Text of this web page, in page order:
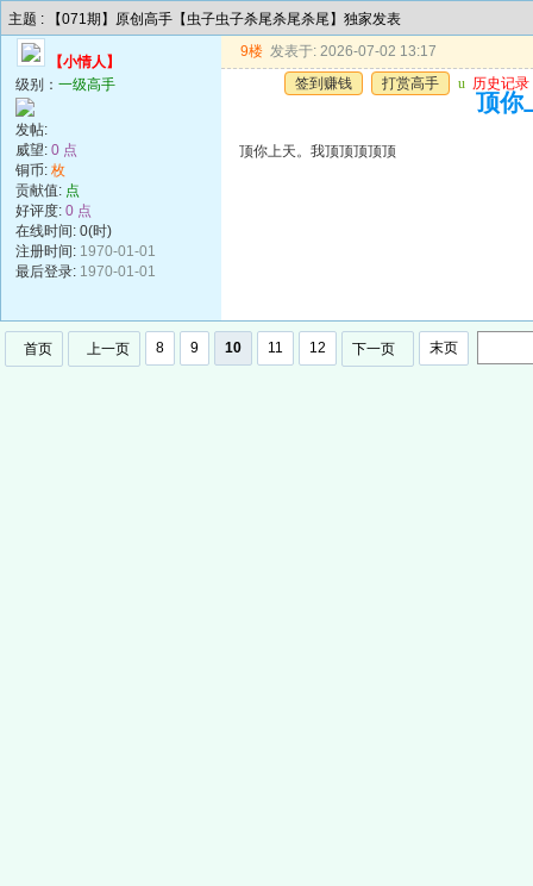
主题 : 【071期】原创高手【虫子虫子杀尾杀尾杀尾】独家发表
【小情人】
级别： 一级高手
发帖:
威望: 0 点
铜币: 枚
贡献值: 点
好评度: 0 点
在线时间: 0(时)
注册时间: 1970-01-01
最后登录: 1970-01-01
9楼 发表于: 2026-07-02 13:17
签到赚钱
打赏高手 u 历史记录
顶你
顶你上天。我顶顶顶顶顶
首页 上一页 8 9 10 11 12 下一页 末页